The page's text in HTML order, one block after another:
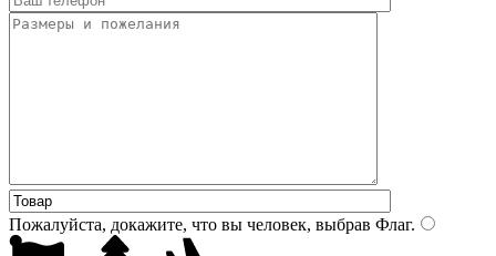
Пожалуйста, докажите, что вы человек, выбрав Флаг.